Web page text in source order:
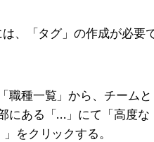
、「タグ」の作成が必要
職種一覧」から、チームと
にある「…」にて「高度な
をクリックする。